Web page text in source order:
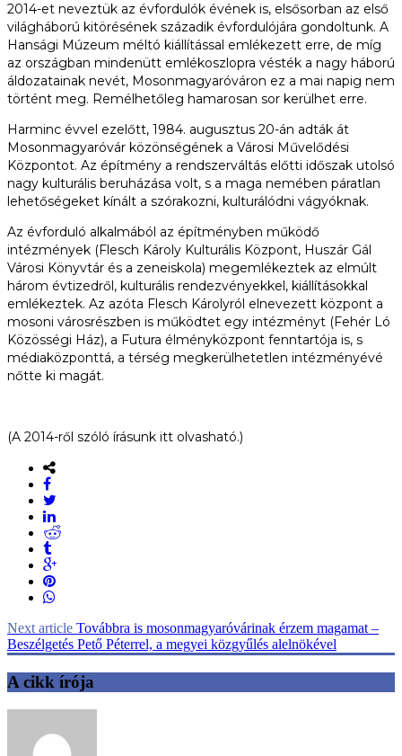
2014-et neveztük az évfordulók évének is, elsősorban az első
világháború kitörésének századik évfordulójára gondoltunk. A
Hansági Múzeum méltó kiállítással emlékezett erre, de míg
az országban mindenütt emlékoszlopra vésték a nagy háború
áldozatainak nevét, Mosonmagyaróváron ez a mai napig nem
történt meg. Remélhetőleg hamarosan sor kerülhet erre.
Harminc évvel ezelőtt, 1984. augusztus 20-án adták át
Mosonmagyaróvár közönségének a Városi Művelődési
Központot. Az építmény a rendszerváltás előtti időszak utolsó
nagy kulturális beruházása volt, s a maga nemében páratlan
lehetőségeket kínált a szórakozni, kulturálódni vágyóknak.
Az évforduló alkalmából az építményben működő
intézmények (Flesch Károly Kulturális Központ, Huszár Gál
Városi Könyvtár és a zeneiskola) megemlékeztek az elmúlt
három évtizedről, kulturális rendezvényekkel, kiállításokkal
emlékeztek. Az azóta Flesch Károlyról elnevezett központ a
mosoni városrészben is működtet egy intézményt (Fehér Ló
Közösségi Ház), a Futura élményközpont fenntartója is, s
médiaközponttá, a térség megkerülhetetlen intézményévé
nőtte ki magát.
(A 2014-ről szóló írásunk itt olvasható.)
Next article Továbbra is mosonmagyaróvárinak érzem magamat –
Beszélgetés Pető Péterrel, a megyei közgyűlés alelnökével
A cikk írója